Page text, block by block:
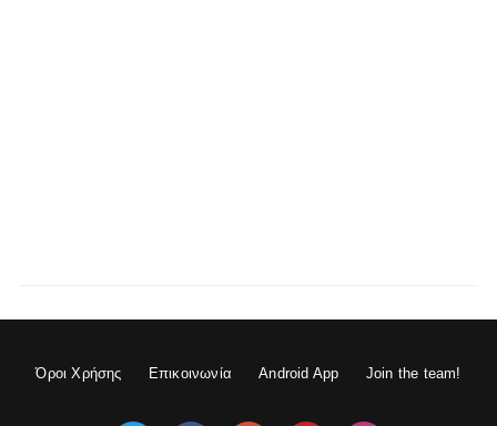
Όροι Χρήσης Επικοινωνία Android App Join the team!